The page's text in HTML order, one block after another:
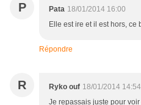
P Pata 18/01/2014 16:00
Elle est ire et il est hors, ce
Répondre
R Ryko ouf 18/01/2014 14:54
Je repassais juste pour